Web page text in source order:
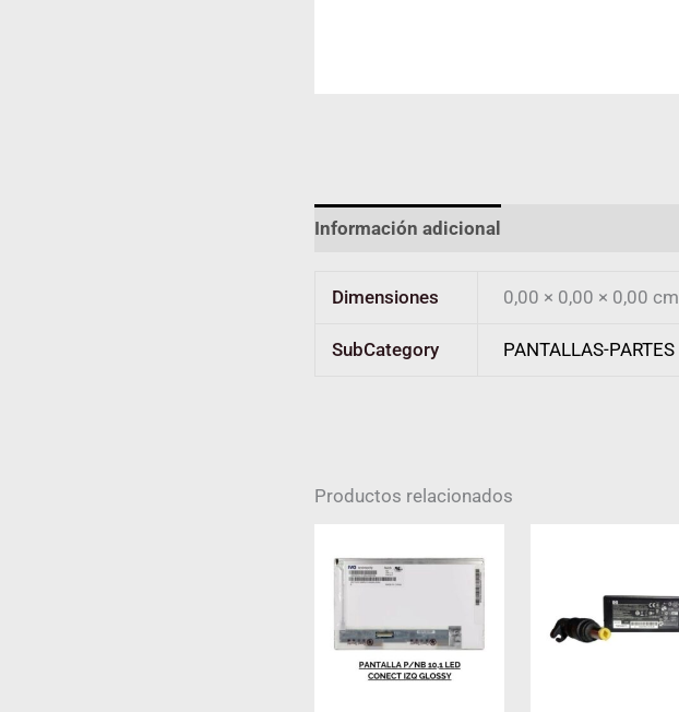
Información adicional
Dimensiones 0,00 × 0,00 × 0,00 cm
SubCategory PANTALLAS-PARTES
Productos relacionados